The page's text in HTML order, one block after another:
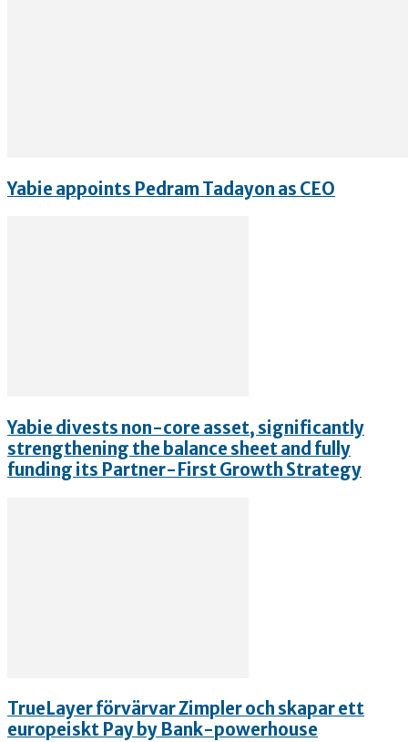
Yabie appoints Pedram Tadayon as CEO
Yabie divests non-core asset, significantly
strengthening the balance sheet and fully
funding its Partner-First Growth Strategy
TrueLayer förvärvar Zimpler och skapar ett
europeiskt Pay by Bank-powerhouse